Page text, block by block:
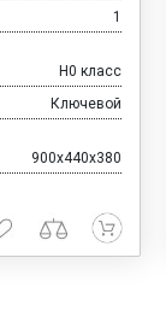
1
H0 класс
Ключевой
900x440x380